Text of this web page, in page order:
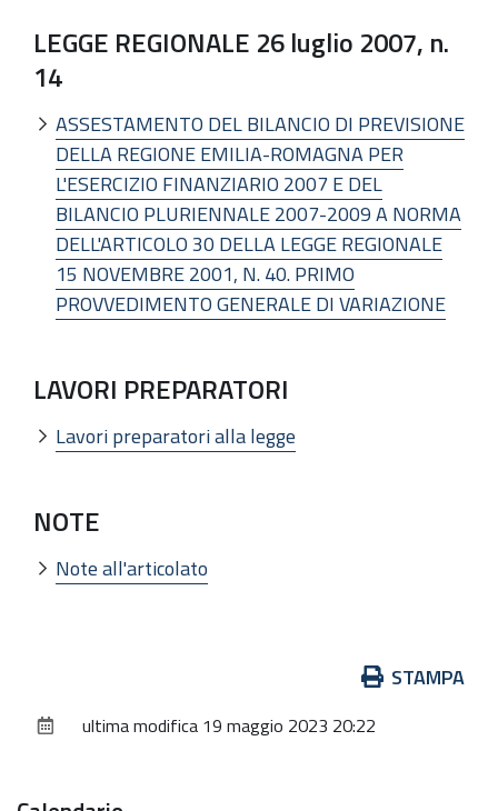
LEGGE REGIONALE 26 luglio 2007, n.
14
ASSESTAMENTO DEL BILANCIO DI PREVISIONE
DELLA REGIONE EMILIA-ROMAGNA PER
L'ESERCIZIO FINANZIARIO 2007 E DEL
BILANCIO PLURIENNALE 2007-2009 A NORMA
DELL'ARTICOLO 30 DELLA LEGGE REGIONALE
15 NOVEMBRE 2001, N. 40. PRIMO
PROVVEDIMENTO GENERALE DI VARIAZIONE
LAVORI PREPARATORI
Lavori preparatori alla legge
NOTE
Note all'articolato
documento
STAMPA
ultima modifica 19 maggio 2023 20:22